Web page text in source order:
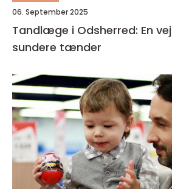
06. September 2025
Tandlæge i Odsherred: En
sundere tænder